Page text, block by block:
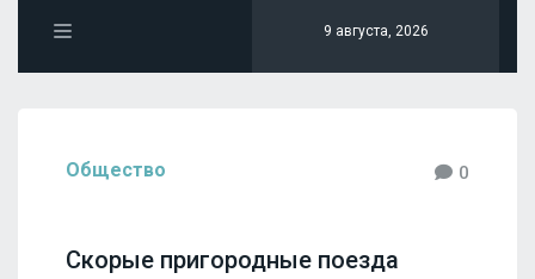
9 августа, 2026
Общество 0
Скорые пригородные поезда